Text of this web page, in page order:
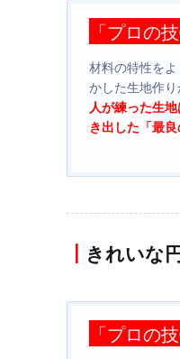
「プロの
材料の特性を
かした生地作り
人が練った生
き出した「最
┃ きれいな
「プロの